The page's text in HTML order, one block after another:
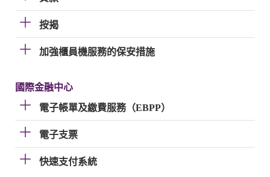
按揭
加強櫃員機服務的保安措施
國際金融中心
電子帳單及繳費服務（EBPP）
電子支票
快速支付系統